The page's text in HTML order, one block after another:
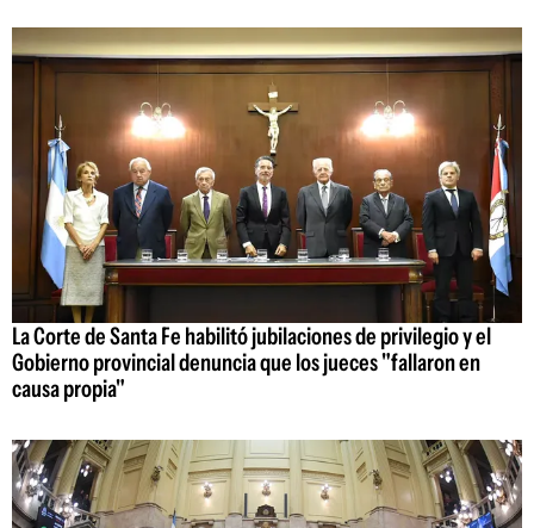
La Corte de Santa Fe habilitó jubilaciones de privilegio y el
Gobierno provincial denuncia que los jueces "fallaron en
causa propia"